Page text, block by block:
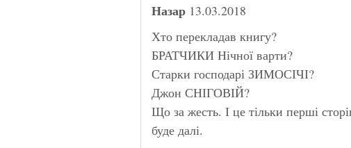
Назар 13.03.2018
Хто перекладав книгу?
БРАТЧИКИ Нічної варти?
Старки господарі ЗИМОСІЧІ?
Джон СНІГОВІЙ?
Що за жесть. І це тільки перші
буде далі.